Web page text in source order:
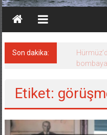
Son dakika:
Etiket: